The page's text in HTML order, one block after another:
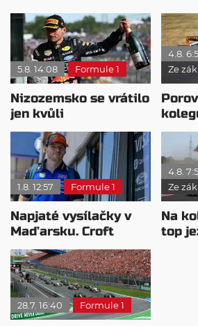
5.8. 14:08 Formule 1
Nizozemsko se vrátilo
jen kvůli
Verstappenovi, říká
Ecclestone
4.8.
Ze
1.8. 12:57 Formule 1
Napjaté vysílačky v
Maďarsku. Croft
naznačil odchod
Verstappena
4.8.
Ze
Na
top
28.7. 16:40 Formule 1